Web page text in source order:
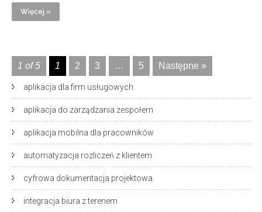
Więcej »
1 of 5 1 2 3 … 5 Następne »
aplikacja dla firm usługowych
aplikacja do zarządzania zespołem
aplikacja mobilna dla pracowników
automatyzacja rozliczeń z klientem
cyfrowa dokumentacja projektowa
integracja biura z terenem